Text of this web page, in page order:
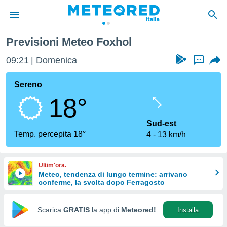
di
per
le
di
Web
Previsioni Meteo Foxhol
09:21 Domenica ...
Sereno
18°
Temp. percepita 18°
Sud-est
4
13 km/h
Ultim'ora.
Meteo, tendenza di lungo termine: arrivano
conferme, la svolta dopo Ferragosto
Scarica GRATIS la app di Meteored! Installa